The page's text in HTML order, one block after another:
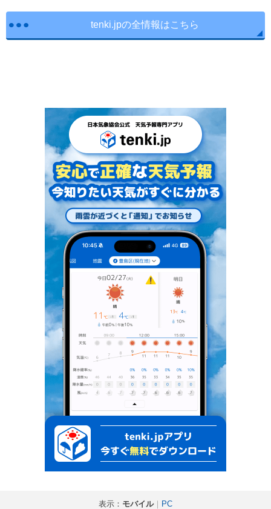
tenki.jpの全情報はこちら
表示： モバイル｜ PC